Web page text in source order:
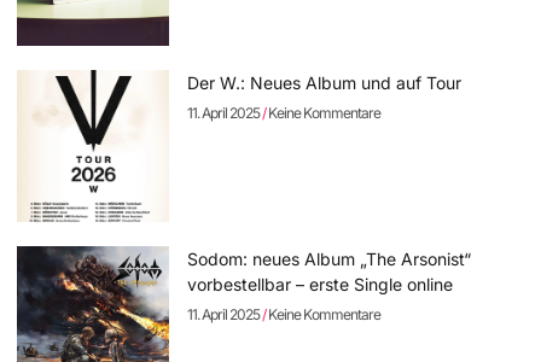
Der W.: Neues Album und auf Tour
11. April 2025 Keine Kommentare
Sodom: neues Album „The Arsonist“
vorbestellbar – erste Single online
11. April 2025 Keine Kommentare